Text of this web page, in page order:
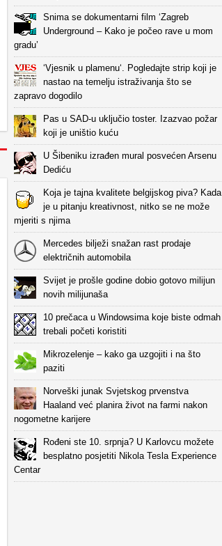
Snima se dokumentarni film ‘Zagreb
Underground – Kako je počeo rave u mom
gradu’
‘Vjesnik u plamenu‘. Pogledajte strip koji je
nastao na temelju istraživanja što se
zapravo dogodilo
Pas u SAD-u uključio toster. Izazvao požar
koji je uništio kuću
U Šibeniku izrađen mural posvećen Arsenu
Dediću
Koja je tajna kvalitete belgijskog piva? Kada
je u pitanju kreativnost, nitko se ne može
mjeriti s njima
Mercedes bilježi snažan rast prodaje
električnih automobila
Svijet je prošle godine dobio gotovo milijun
novih milijunaša
10 prečaca u Windowsima koje biste odmah
trebali početi koristiti
Mikrozelenje – kako ga uzgojiti i na što
paziti
Norveški junak Svjetskog prvenstva
Haaland već planira život na farmi nakon
nogometne karijere
Rođeni ste 10. srpnja? U Karlovcu možete
besplatno posjetiti Nikola Tesla Experience
Centar